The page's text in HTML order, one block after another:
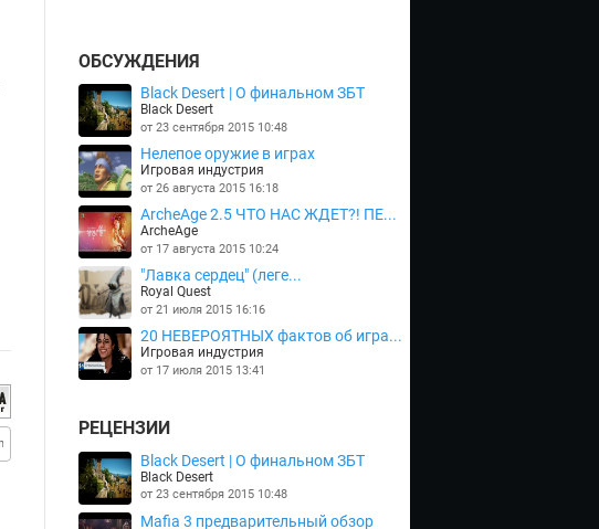
ОБСУЖДЕНИЯ
Black Desert | О финальном ЗБТ
Black Desert
от 23 сентября 2015 10:48
Нелепое оружие в играх
Игровая индустрия
от 26 августа 2015 16:18
ArcheAge 2.5 ЧТО НАС ЖДЕТ?! ПЕ...
ArcheAge
от 17 августа 2015 10:24
"Лавка сердец" (леге...
Royal Quest
от 21 июля 2015 16:16
20 НЕВЕРОЯТНЫХ фактов об игра...
Игровая индустрия
от 17 июля 2015 13:41
РЕЦЕНЗИИ
Black Desert | О финальном ЗБТ
Black Desert
от 23 сентября 2015 10:48
Mafia 3 предварительный обзор